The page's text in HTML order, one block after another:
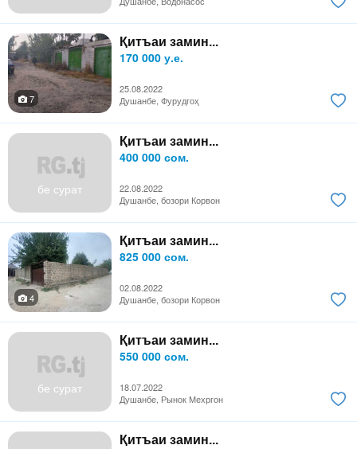
Қитъаи замин...
170 000 у.е.
25.08.2022
7
Душанбе, Фурудгоҳ
бе сурат
Қитъаи замин...
400 000 сом.
22.08.2022
Душанбе, бозори Корвон
Қитъаи замин...
825 000 сом.
02.08.2022
4
Душанбе, бозори Корвон
бе сурат
Қитъаи замин...
550 000 сом.
18.07.2022
Душанбе, Рынок Мехргон
Қитъаи замин...